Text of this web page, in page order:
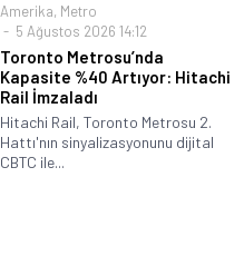
Amerika, Metro
5 Ağustos 2026 14:12
Toronto Metrosu’nda
Kapasite %40 Artıyor: Hitachi
Rail İmzaladı
Hitachi Rail, Toronto Metrosu 2.
Hattı'nın sinyalizasyonunu dijital
CBTC ile...